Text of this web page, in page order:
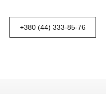
+380 (44) 333-85-76